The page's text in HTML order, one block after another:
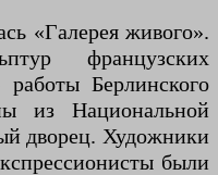
«Галерея живого».
французских
Берлинского
из Национальной
дворец. Художники
были